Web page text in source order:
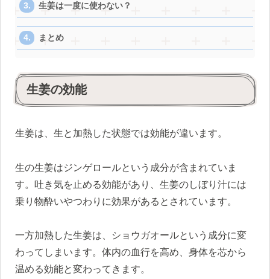
生姜は一度に使わない？
まとめ
生姜の効能
生姜は、生と加熱した状態では効能が違います。
生の生姜はジンゲロールという成分が含まれていま
す。吐き気を止める効能があり、生姜のしぼり汁には
乗り物酔いやつわりに効果があるとされています。
一方加熱した生姜は、ショウガオールという成分に変
わってしまいます。体内の血行を高め、身体を芯から
温める効能と変わってきます。